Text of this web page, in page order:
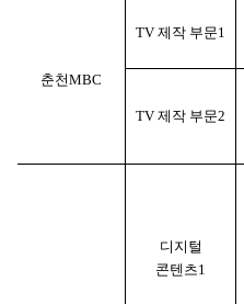
춘천MBC
TV 제작 부문1
TV 제작 부문2
디지털
콘텐츠1